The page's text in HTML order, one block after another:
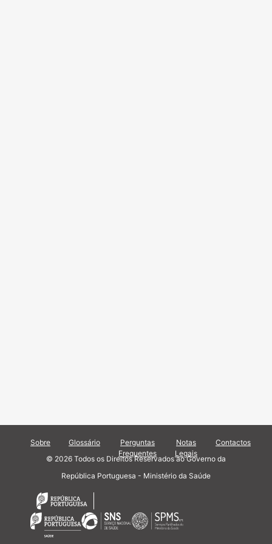
Sobre Glossário
Perguntas
Frequentes
Notas
Legais
Contactos
© 2026 Todos os Direitos Reservados ao Governo da
República Portuguesa - Ministério da Saúde